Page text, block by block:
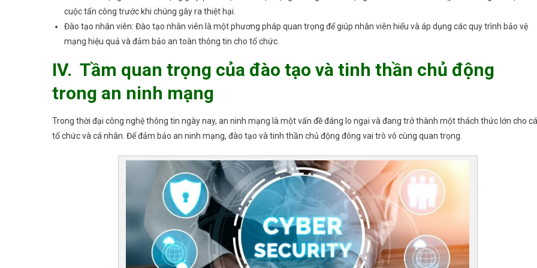
cuộc tấn công trước khi chúng gây ra thiệt hại.
Đào tạo nhân viên: Đào tạo nhân viên là một phương pháp quan trọng để giúp nhân viên hiểu và áp dụng các quy trình bảo vệ
mạng hiệu quả và đảm bảo an toàn thông tin cho tổ chức.
IV. Tầm quan trọng của đào tạo và tinh thần chủ động
trong an ninh mạng
Trong thời đại công nghệ thông tin ngày nay, an ninh mạng là một vấn đề đáng lo ngại và đang trở thành một thách thức lớn cho
tổ chức và cá nhân. Để đảm bảo an ninh mạng, đào tạo và tinh thần chủ động đóng vai trò vô cùng quan trọng.